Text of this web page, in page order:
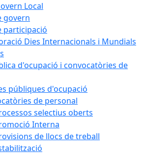
Local
govern
participació
Dies Internacionals i Mundials
d'ocupació i convocatòries de
públiques d'ocupació
de personal
selectius oberts
Interna
de llocs de treball